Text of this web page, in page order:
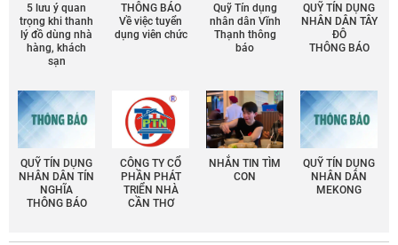
5 lưu ý quan
trọng khi thanh
lý đồ dùng nhà
hàng, khách
sạn
THÔNG BÁO
Về việc tuyển
dụng viên chức
Quỹ Tín dụng
nhân dân Vĩnh
Thạnh thông
báo
QUỸ TÍN DỤNG
NHÂN DÂN TÂY
ĐÔ
THÔNG BÁO
QUỸ TÍN DỤNG
NHÂN DÂN TÍN
NGHĨA
THÔNG BÁO
CÔNG TY CỔ
PHẦN PHÁT
TRIỂN NHÀ
CẦN THƠ
NHẮN TIN TÌM
CON
QUỸ TÍN DỤNG
NHÂN DÂN
MEKONG